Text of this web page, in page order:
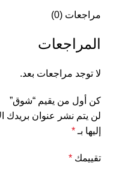
مراجعات (0)
المراجعات
لا توجد مراجعات بعد.
كن أول من يقيم “شوق”
لن يتم نشر عنوان بريدك
إليها بـ *
تقييمك *